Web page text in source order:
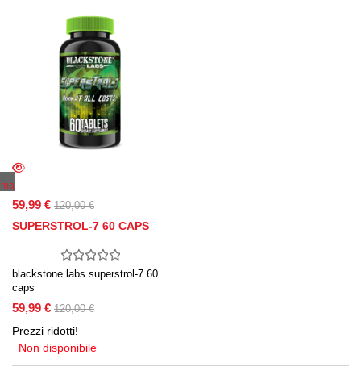
59,99 € 120,00 €
SUPERSTROL-7 60 CAPS
blackstone labs superstrol-7 60
caps
59,99 € 120,00 €
Prezzi ridotti!
Non disponibile